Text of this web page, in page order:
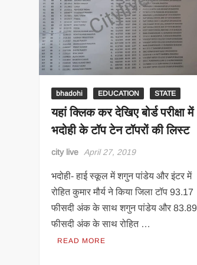
लड़ने
के
लिए
दान
किया
गुल्लक
bhadohi EDUCATION STATE
यहां क्लिक कर देखिए बोर्ड परीक्षा में
भदोही के टॉप टेन टॉपरों की लिस्ट
city live April 27, 2019
भदोही- हाई स्कूल में शगुन पांडेय और इंटर में
रोहित कुमार मौर्य ने किया जिला टॉप 93.17
फीसदी अंक के साथ शगुन पांडेय और 83.89
फीसदी अंक के साथ रोहित …
READ MORE